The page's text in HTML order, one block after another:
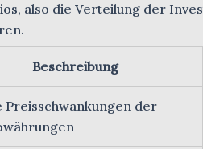
also die Verteilung der
Beschreibung
Preisschwankungen der